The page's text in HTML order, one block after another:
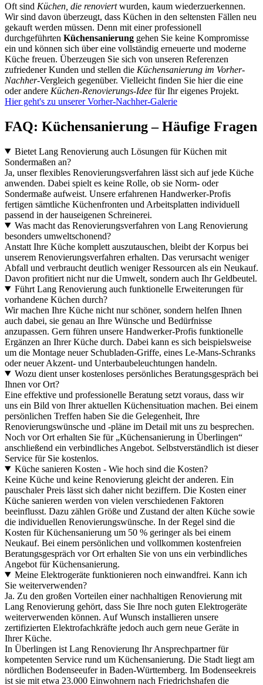
Oft sind Küchen, die renoviertwurden, kaum wiederzuerkennen.
Wir sind davon überzeugt, dass Küchen in den seltensten Fällen neu
gekauft werden müssen. Denn mit einer professionell
durchgeführten Küchensanierung gehen Sie keine Kompromisse
ein und können sich über eine vollständig erneuerte und moderne
Küche freuen. Überzeugen Sie sich von unseren Referenzen
zufriedener Kunden und stellen die Küchensanierung im Vorher-
Nachher-Vergleich gegenüber. Vielleicht finden Sie hier die eine
oder andere Küchen-Renovierungs-Idee für Ihr eigenes Projekt.
Hier geht's zu unserer Vorher-Nachher-Galerie
FAQ: Küchensanierung – Häufige Fragen
Bietet Lang Renovierung auch Lösungen für Küchen mit
Sondermaßen an?
Ja, unser flexibles Renovierungsverfahren lässt sich auf jede Küche
anwenden. Dabei spielt es keine Rolle, ob sie Norm- oder
Sondermaße aufweist. Unsere erfahrenen Handwerker-Profis
fertigen sämtliche Küchenfronten und Arbeitsplatten individuell
passend in der hauseigenen Schreinerei.
Was macht das Renovierungsverfahren von Lang Renovierung
besonders umweltschonend?
Anstatt Ihre Küche komplett auszutauschen, bleibt der Korpus bei
unserem Renovierungsverfahren erhalten. Das verursacht weniger
Abfall und verbraucht deutlich weniger Ressourcen als ein Neukauf.
Davon profitiert nicht nur die Umwelt, sondern auch Ihr Geldbeutel.
Führt Lang Renovierung auch funktionelle Erweiterungen für
vorhandene Küchen durch?
Wir machen Ihre Küche nicht nur schöner, sondern helfen Ihnen
auch dabei, sie genau an Ihre Wünsche und Bedürfnisse
anzupassen. Gern führen unsere Handwerker-Profis funktionelle
Ergänzen an Ihrer Küche durch. Dabei kann es sich beispielsweise
um die Montage neuer Schubladen-Griffe, eines Le-Mans-Schranks
oder neuer Akzent- und Unterbaubeleuchtungen handeln.
Wozu dient unser kostenloses persönliches Beratungsgespräch bei
Ihnen vor Ort?
Eine effektive und professionelle Beratung setzt voraus, dass wir
uns ein Bild von Ihrer aktuellen Küchensituation machen. Bei einem
persönlichen Treffen haben Sie die Gelegenheit, Ihre
Renovierungswünsche und -pläne im Detail mit uns zu besprechen.
Noch vor Ort erhalten Sie für „Küchensanierung in Überlingen“
anschließend ein verbindliches Angebot. Selbstverständlich ist dieser
Service für Sie kostenlos.
Küche sanieren Kosten - Wie hoch sind die Kosten?
Keine Küche und keine Renovierung gleicht der anderen. Ein
pauschaler Preis lässt sich daher nicht beziffern. Die Kosten einer
Küche sanieren werden von vielen verschiedenen Faktoren
beeinflusst. Dazu zählen Größe und Zustand der alten Küche sowie
die individuellen Renovierungswünsche. In der Regel sind die
Kosten für Küchensanierung um 50 % geringer als bei einem
Neukauf. Bei einem persönlichen und vollkommen kostenfreien
Beratungsgespräch vor Ort erhalten Sie von uns ein verbindliches
Angebot für Küchensanierung.
Meine Elektrogeräte funktionieren noch einwandfrei. Kann ich
Sie weiterverwenden?
Ja. Zu den großen Vorteilen einer nachhaltigen Renovierung mit
Lang Renovierung gehört, dass Sie Ihre noch guten Elektrogeräte
weiterverwenden können. Auf Wunsch installieren unsere
zertifizierten Elektrofachkräfte jedoch auch gern neue Geräte in
Ihrer Küche.
In Überlingen ist Lang Renovierung Ihr Ansprechpartner für
kompetenten Service rund um Küchensanierung. Die Stadt liegt am
nördlichen Bodenseeufer in Baden-Württemberg. Im Bodenseekreis
ist sie mit etwa 23.000 Einwohnern nach Friedrichshafen die